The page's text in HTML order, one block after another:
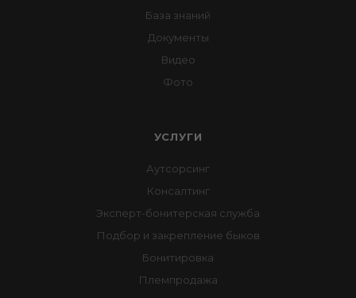
База знаний
Документы
Видео
Фото
УСЛУГИ
Аутсорсинг
Консалтинг
Эксперт-бонитерская служба
Подбор и закрепление быков
Бонитировка
Племпродажа